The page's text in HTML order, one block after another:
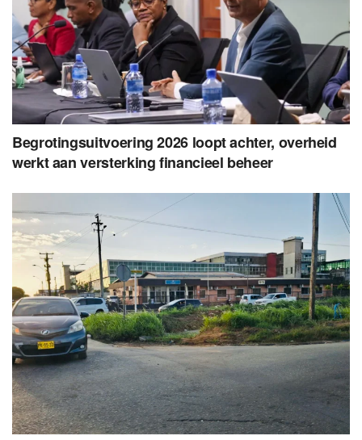
Begrotingsuitvoering 2026 loopt achter, overheid
werkt aan versterking financieel beheer